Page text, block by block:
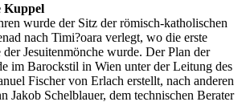
Kuppel
wurde der Sitz der römisch-katholischen
nach Timi?oara verlegt, wo die erste
Jesuitenmönche wurde. Der Plan der
im Barockstil in Wien unter der Leitung des
Fischer von Erlach erstellt, nach anderen
Jakob Schelblauer, dem technischen Berater